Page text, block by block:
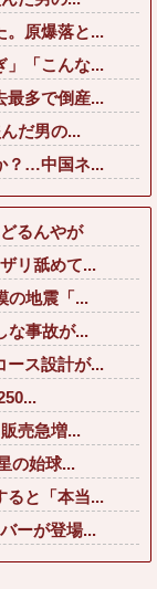
。原爆落と...
」「こんな...
最多で倒産...
だ男の...
？…中国ネ...
るんやが
リ舐めて...
の地震「...
な事故が...
ース設計が...
売急増...
の始球...
ると「本当...
ーが登場...